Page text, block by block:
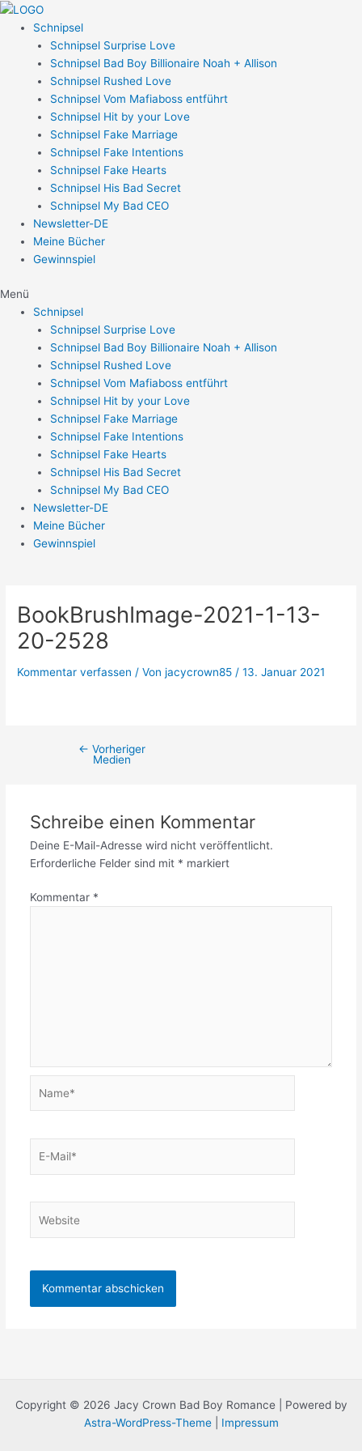
Zum
Inhalt
springen
Schnipsel
Schnipsel Surprise Love
Schnipsel Bad Boy Billionaire Noah + Allison
Schnipsel Rushed Love
Schnipsel Vom Mafiaboss entführt
Schnipsel Hit by your Love
Schnipsel Fake Marriage
Schnipsel Fake Intentions
Schnipsel Fake Hearts
Schnipsel His Bad Secret
Schnipsel My Bad CEO
Newsletter-DE
Meine Bücher
Gewinnspiel
Menü
Schnipsel
Schnipsel Surprise Love
Schnipsel Bad Boy Billionaire Noah + Allison
Schnipsel Rushed Love
Schnipsel Vom Mafiaboss entführt
Schnipsel Hit by your Love
Schnipsel Fake Marriage
Schnipsel Fake Intentions
Schnipsel Fake Hearts
Schnipsel His Bad Secret
Schnipsel My Bad CEO
Newsletter-DE
Meine Bücher
Gewinnspiel
BookBrushImage-2021-1-13-
20-2528
Kommentar verfassen / Vonjacycrown85 /13. Januar 2021
Post
navigation
← Vorheriger
Medien
Schreibe einen Kommentar
Deine E-Mail-Adresse wird nicht veröffentlicht.
Erforderliche Felder sind mit * markiert
Kommentar *
Mail*
Copyright © 2026 Jacy Crown Bad Boy Romance | Powered by
Astra-WordPress-Theme| Impressum